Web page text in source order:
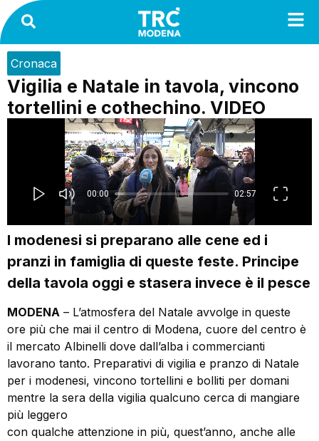
Cronaca
Vigilia e Natale in tavola, vincono
tortellini e cothechino. VIDEO
I modenesi si preparano alle cene ed i
pranzi in famiglia di queste feste. Principe
della tavola oggi e stasera invece è il pesce
MODENA – L’atmosfera del Natale avvolge in queste
ore più che mai il centro di Modena, cuore del centro è
il mercato Albinelli dove dall’alba i commercianti
lavorano tanto. Preparativi di vigilia e pranzo di Natale
per i modenesi, vincono tortellini e bolliti per domani
mentre la sera della vigilia qualcuno cerca di mangiare
più leggero
con qualche attenzione in più, quest’anno, anche alle